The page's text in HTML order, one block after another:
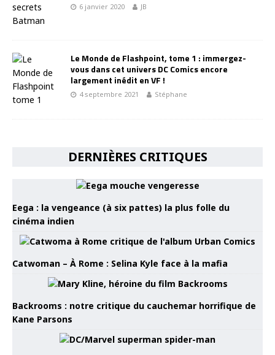
6 janvier 2020 JB
Le Monde de Flashpoint, tome 1 : immergez-
vous dans cet univers DC Comics encore
largement inédit en VF !
4 septembre 2021 Stéphane
DERNIÈRES CRITIQUES
Eega : la vengeance (à six pattes) la plus folle du
cinéma indien
Catwoman – À Rome : Selina Kyle face à la mafia
Backrooms : notre critique du cauchemar horrifique de
Kane Parsons